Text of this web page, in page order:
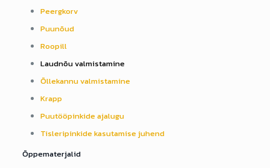
Peergkorv
Puunõud
Roopill
Laudnõu valmistamine
Õllekannu valmistamine
Krapp
Puutööpinkide ajalugu
Tisleripinkide kasutamise juhend
Õppematerjalid